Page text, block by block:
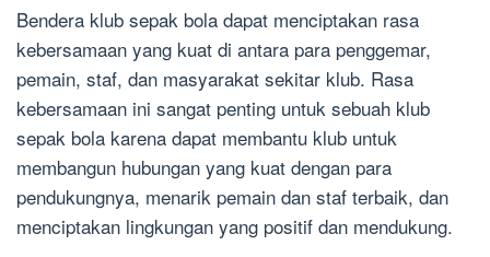
Bendera klub sepak bola dapat menciptakan rasa
kebersamaan yang kuat di antara para penggemar,
pemain, staf, dan masyarakat sekitar klub. Rasa
kebersamaan ini sangat penting untuk sebuah klub
sepak bola karena dapat membantu klub untuk
membangun hubungan yang kuat dengan para
pendukungnya, menarik pemain dan staf terbaik, dan
menciptakan lingkungan yang positif dan mendukung.